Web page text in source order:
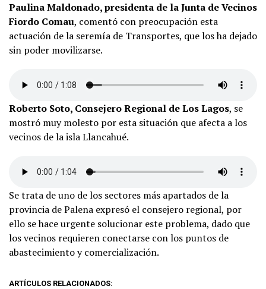
Paulina Maldonado, presidenta de la Junta de Vecinos
Fiordo Comau, comentó con preocupación esta
actuación de la seremía de Transportes, que los ha dejado
sin poder movilizarse.
Roberto Soto, Consejero Regional de Los Lagos, se
mostró muy molesto por esta situación que afecta a los
vecinos de la isla Llancahué.
Se trata de uno de los sectores más apartados de la
provincia de Palena expresó el consejero regional, por
ello se hace urgente solucionar este problema, dado que
los vecinos requieren conectarse con los puntos de
abastecimiento y comercialización.
ARTÍCULOS RELACIONADOS: